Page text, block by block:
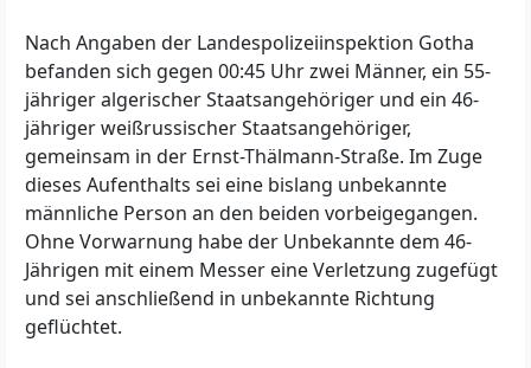
Nach Angaben der Landespolizeiinspektion Gotha
befanden sich gegen 00:45 Uhr zwei Männer, ein 55-
jähriger algerischer Staatsangehöriger und ein 46-
jähriger weißrussischer Staatsangehöriger,
gemeinsam in der Ernst-Thälmann-Straße. Im Zuge
dieses Aufenthalts sei eine bislang unbekannte
männliche Person an den beiden vorbeigegangen.
Ohne Vorwarnung habe der Unbekannte dem 46-
Jährigen mit einem Messer eine Verletzung zugefügt
und sei anschließend in unbekannte Richtung
geflüchtet.